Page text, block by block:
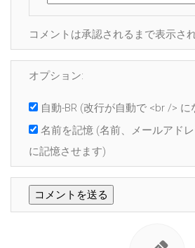
コメントは承認されるまで表示さ
オプション:
自動-BR (改行が自動で <br /> に
名前を記憶 (名前、メールアド
に記憶させます)